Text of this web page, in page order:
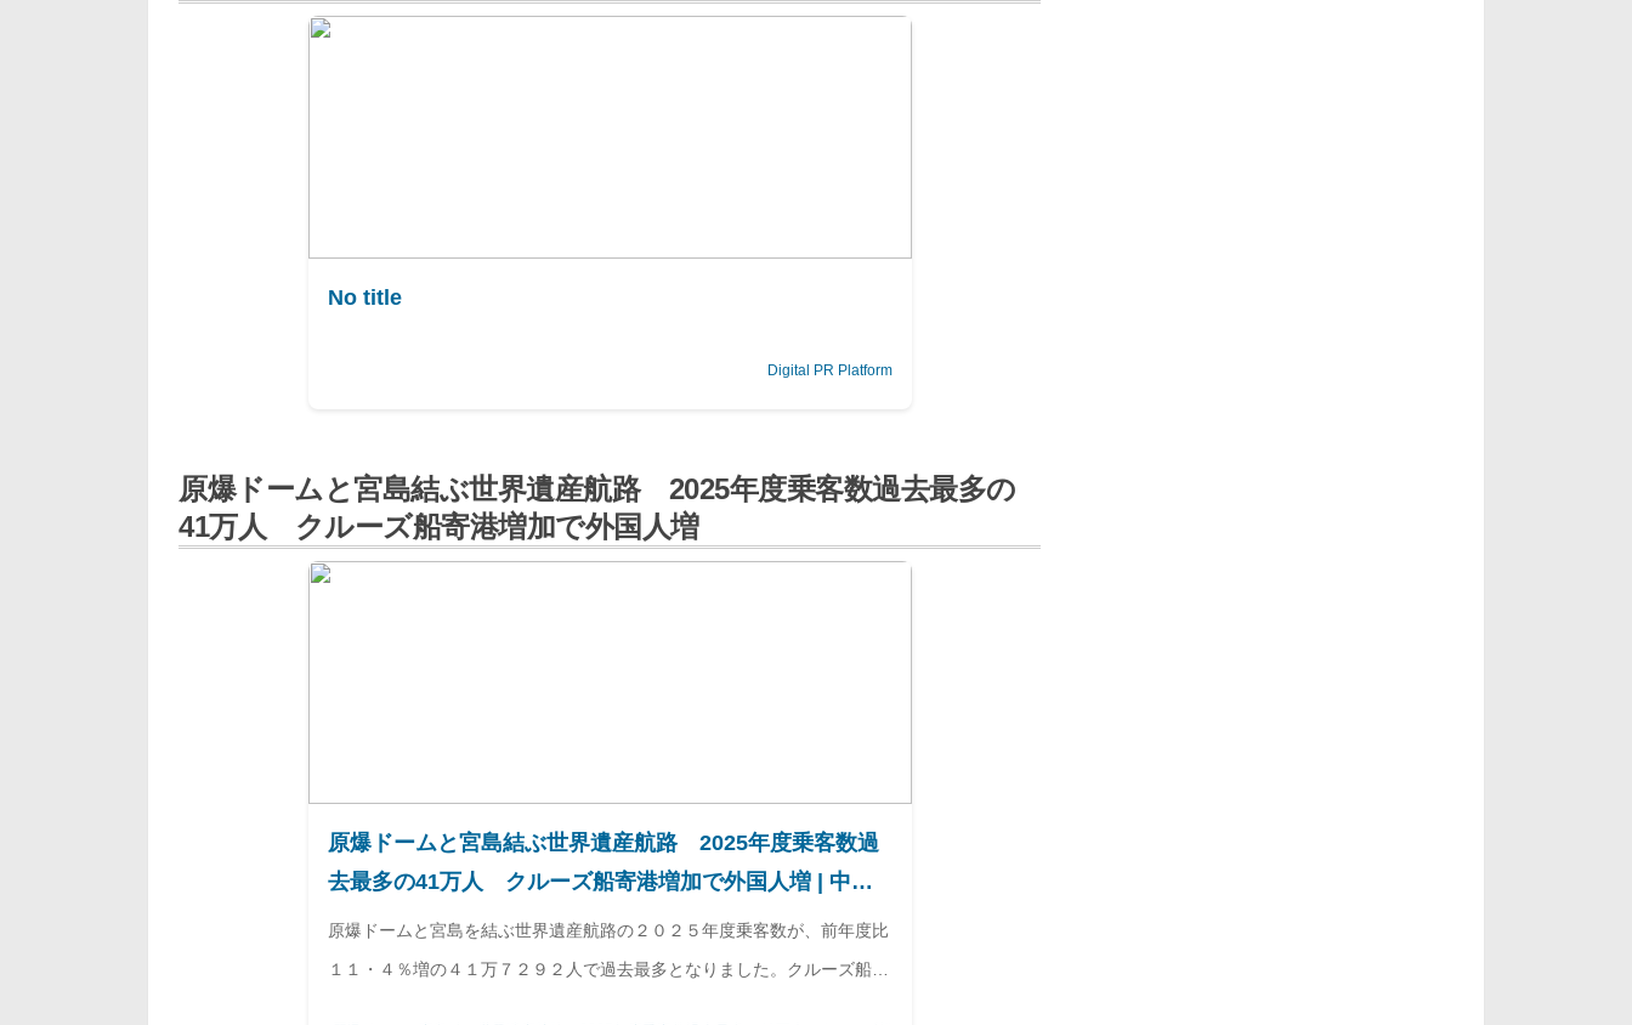
No title
Digital PR Platform
原爆ドームと宮島結ぶ世界遺産航路 2025年度乗客数過去最多の
41万人 クルーズ船寄港増加で外国人増
原爆ドームと宮島結ぶ世界遺産航路 2025年度乗客数過
去最多の41万人 クルーズ船寄港増加で外国人増 | 中国
新聞デジタル
原爆ドームと宮島を結ぶ世界遺産航路の２０２５年度乗客数が、前年度比
１１・４％増の４１万７２９２人で過去最多となりました。クルーズ船増